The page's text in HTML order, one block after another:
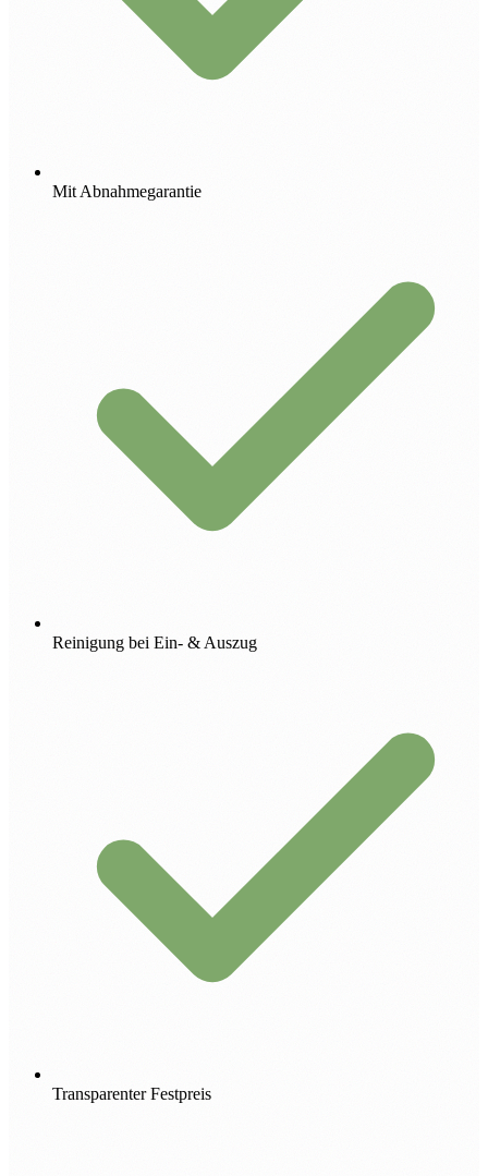
Mit Abnahmegarantie
Reinigung bei Ein- & Auszug
Transparenter Festpreis